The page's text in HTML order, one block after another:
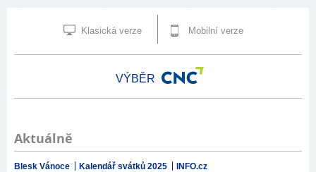
Klasická verze Mobilní verze
VÝBĚR
Aktuálně
Blesk Vánoce Kalendář svátků 2025 INFO.cz